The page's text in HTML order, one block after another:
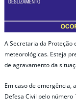
A Secretaria da Proteção
meteorológicas. Esteja
de agravamento da
Em caso de emergência,
Defesa Civil pelo número